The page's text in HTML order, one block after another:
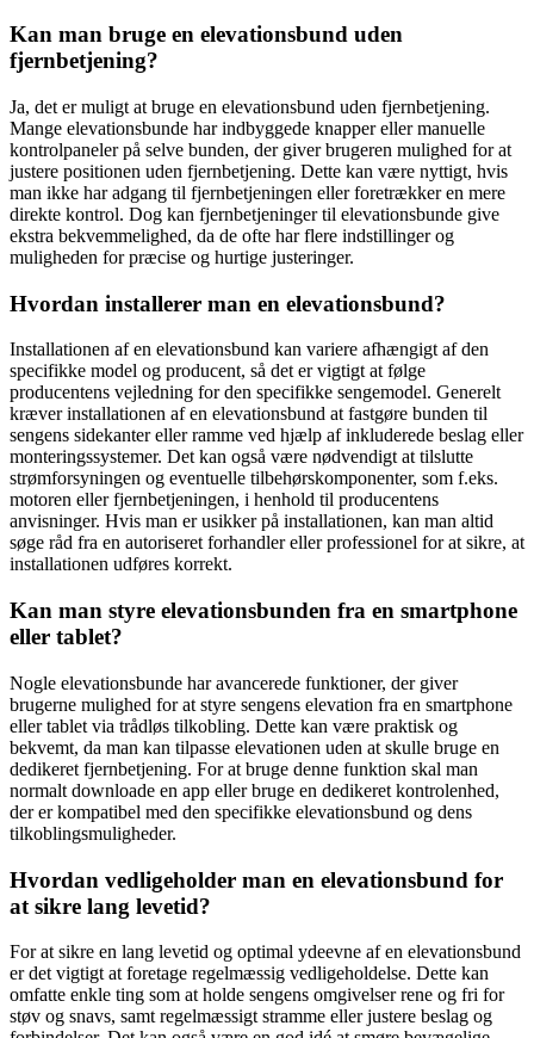
Kan man bruge en elevationsbund uden
fjernbetjening?
Ja, det er muligt at bruge en elevationsbund uden fjernbetjening.
Mange elevationsbunde har indbyggede knapper eller manuelle
kontrolpaneler på selve bunden, der giver brugeren mulighed for at
justere positionen uden fjernbetjening. Dette kan være nyttigt, hvis
man ikke har adgang til fjernbetjeningen eller foretrækker en mere
direkte kontrol. Dog kan fjernbetjeninger til elevationsbunde give
ekstra bekvemmelighed, da de ofte har flere indstillinger og
muligheden for præcise og hurtige justeringer.
Hvordan installerer man en elevationsbund?
Installationen af en elevationsbund kan variere afhængigt af den
specifikke model og producent, så det er vigtigt at følge
producentens vejledning for den specifikke sengemodel. Generelt
kræver installationen af en elevationsbund at fastgøre bunden til
sengens sidekanter eller ramme ved hjælp af inkluderede beslag eller
monteringssystemer. Det kan også være nødvendigt at tilslutte
strømforsyningen og eventuelle tilbehørskomponenter, som f.eks.
motoren eller fjernbetjeningen, i henhold til producentens
anvisninger. Hvis man er usikker på installationen, kan man altid
søge råd fra en autoriseret forhandler eller professionel for at sikre, at
installationen udføres korrekt.
Kan man styre elevationsbunden fra en smartphone
eller tablet?
Nogle elevationsbunde har avancerede funktioner, der giver
brugerne mulighed for at styre sengens elevation fra en smartphone
eller tablet via trådløs tilkobling. Dette kan være praktisk og
bekvemt, da man kan tilpasse elevationen uden at skulle bruge en
dedikeret fjernbetjening. For at bruge denne funktion skal man
normalt downloade en app eller bruge en dedikeret kontrolenhed,
der er kompatibel med den specifikke elevationsbund og dens
tilkoblingsmuligheder.
Hvordan vedligeholder man en elevationsbund for
at sikre lang levetid?
For at sikre en lang levetid og optimal ydeevne af en elevationsbund
er det vigtigt at foretage regelmæssig vedligeholdelse. Dette kan
omfatte enkle ting som at holde sengens omgivelser rene og fri for
støv og snavs, samt regelmæssigt stramme eller justere beslag og